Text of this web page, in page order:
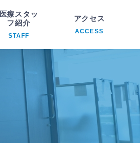
医療スタッ
フ紹介
STAFF
タッフ紹介
アクセス
ACCESS